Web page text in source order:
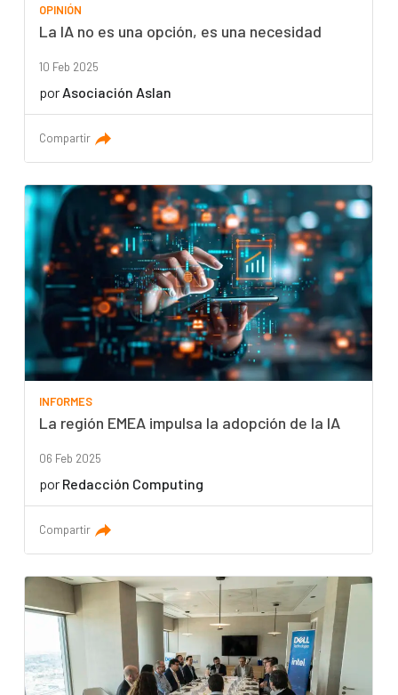
OPINIÓN
La IA no es una opción, es una necesidad
10 Feb 2025
por Asociación Aslan
Compartir
INFORMES
La región EMEA impulsa la adopción de la IA
06 Feb 2025
por Redacción Computing
Compartir